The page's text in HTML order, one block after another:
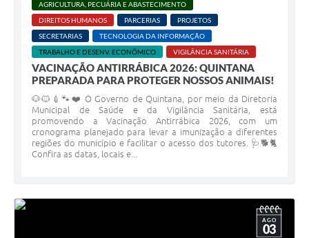
AGRICULTURA, PECUÁRIA E ABASTECIMENTO
DIREITOS HUMANOS
PARCERIAS
PROJETOS
SECRETARIAS
TECNOLOGIA DA INFORMAÇÃO
TRABALHO E DESENV. ECONÔMICO
VIGILÂNCIA SANITÁRIA
VACINAÇÃO ANTIRRÁBICA 2026: QUINTANA
PREPARADA PARA PROTEGER NOSSOS ANIMAIS!
🐶🐱💉🐾❤️ O Governo de Quintana, por meio da Diretoria
Municipal de Saúde e da Vigilância Sanitária, está
promovendo a Vacinação Antirrábica 2026, com um
cronograma planejado para levar a imunização a diferentes
regiões do município e facilitar o acesso dos tutores. 🩺🐕🐈
Confira as datas, locais e...
AGO
03